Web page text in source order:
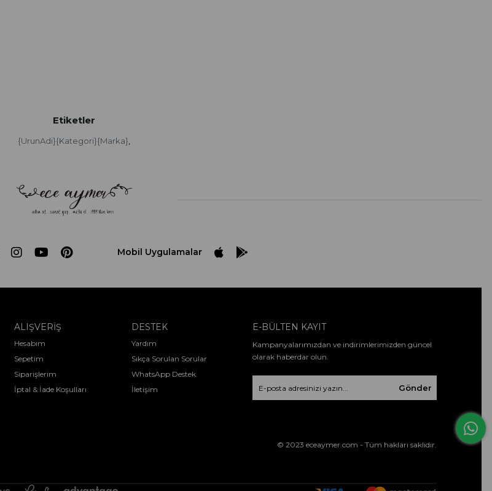
Etiketler
{UrunAdi}{Kategori}{Marka},
Mobil Uygulamalar
ALIŞVERİŞ
Hesabım
Sepetim
Siparişlerim
İptal & İade Koşulları
DESTEK
Yardım
Sıkça Sorulan Sorular
WhatsApp Destek
İletişim
E-BÜLTEN KAYIT
Kampanyalarımızdan ve indirimlerimizden güncel
olarak haberdar olun.
Gönder
© 2023 eceaymer.com - Tüm hakları saklıdır.